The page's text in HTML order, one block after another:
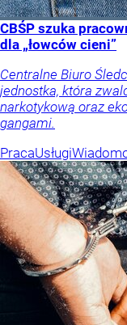
CBŚP szuka
dla „łowców cieni”
Centralne Biuro
jednostka, która
narkotykową oraz
gangami.
PracaUsługi